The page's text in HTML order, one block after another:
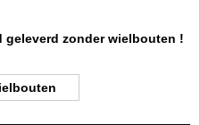
geleverd zonder wielbouten !